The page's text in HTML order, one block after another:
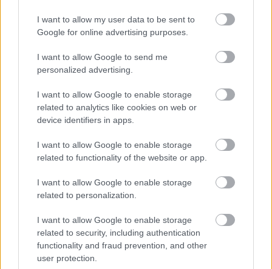
I want to allow my user data to be sent to
Google for online advertising purposes.
I want to allow Google to send me
personalized advertising.
I want to allow Google to enable storage
related to analytics like cookies on web or
device identifiers in apps.
I want to allow Google to enable storage
related to functionality of the website or app.
I want to allow Google to enable storage
related to personalization.
I want to allow Google to enable storage
related to security, including authentication
functionality and fraud prevention, and other
user protection.
További részletek, és a kép árát illetően kérjük
érdeklődjön a galériában !
Címkék: eladó festmény zsolnai galéria
Ajánlott bejegyzések: